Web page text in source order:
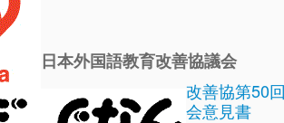
日本外国語教育改善協議会
改善協第50
会意見書